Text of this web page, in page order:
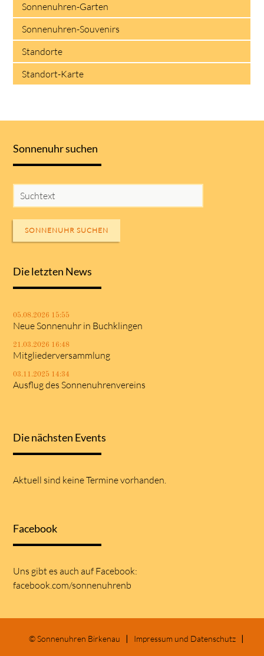
Sonnenuhren-Garten
Sonnenuhren-Souvenirs
Standorte
Standort-Karte
Sonnenuhr suchen
SONNENUHR SUCHEN
Die letzten News
05.08.2026 15:55
Neue Sonnenuhr in Buchklingen
21.03.2026 16:48
Mitgliederversammlung
03.11.2025 14:34
Ausflug des Sonnenuhrenvereins
Die nächsten Events
Aktuell sind keine Termine vorhanden.
Facebook
Uns gibt es auch auf Facebook:
facebook.com/sonnenuhrenb
© Sonnenuhren Birkenau Impressum und Datenschutz